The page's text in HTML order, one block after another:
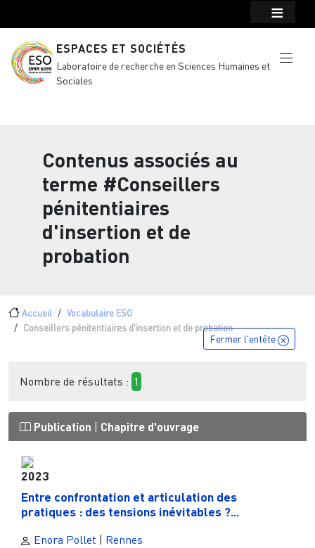
ESPACES ET SOCIÉTÉS
Laboratoire de recherche en Sciences Humaines et
Sociales
Contenus associés au
terme #Conseillers
pénitentiaires
d'insertion et de
probation
Fil d'Ariane
Accueil
Vocabulaire ESO
Conseillers pénitentiaires d'insertion et de probation
Fermer l'entête
Nombre de résultats : 1
Publication Chapitre d'ouvrage
2023
Entre confrontation et articulation des
pratiques : des tensions inévitables ?...
Enora Pollet Rennes